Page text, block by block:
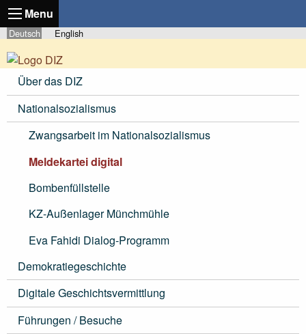
Menu
Deutsch English
Über das DIZ
Nationalsozialismus
Zwangsarbeit im Nationalsozialismus
Meldekartei digital
Bombenfüllstelle
KZ-Außenlager Münchmühle
Eva Fahidi Dialog-Programm
Demokratiegeschichte
Digitale Geschichtsvermittlung
Führungen / Besuche